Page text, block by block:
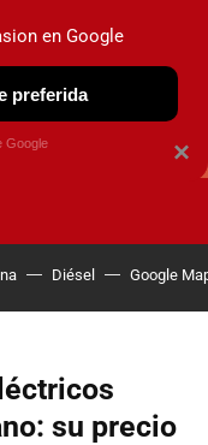
CONSEJOS
Diésel Google
su precio
×
en Google
preferida
Google